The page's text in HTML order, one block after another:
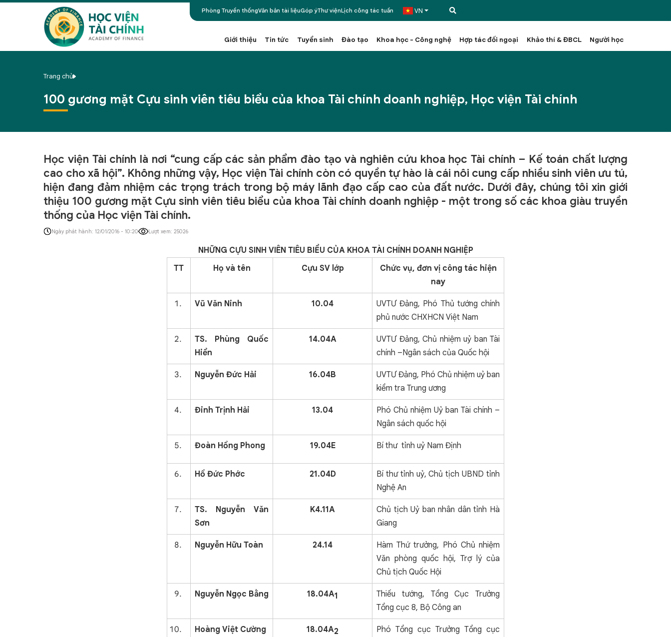
Phòng Truyền thốngVăn bản tài liệuGóp ýThư việnLịch công tác tuần VN
Giới thiệu Tin tức Tuyển sinh Đào tạo Khoa học - Công nghệ Hợp tác đối ngoại Khảo thí & ĐBCL Người học
Trang chủ
100 gương mặt Cựu sinh viên tiêu biểu của khoa Tài chính doanh nghiệp, Học viện Tài chính
Học viện Tài chính là nơi “cung cấp các sản phẩm đào tạo và nghiên cứu khoa học Tài chính – Kế toán chất lượng
cao cho xã hội”. Không những vậy, Học viện Tài chính còn có quyền tự hào là cái nôi cung cấp nhiều sinh viên ưu tú,
hiện đang đảm nhiệm các trọng trách trong bộ máy lãnh đạo cấp cao của đất nước. Dưới đây, chúng tôi xin giới
thiệu 100 gương mặt Cựu sinh viên tiêu biểu của khoa Tài chính doanh nghiệp - một trong số các khoa giàu truyền
thống của Học viện Tài chính.
Ngày phát hành: 12/01/2016 - 10:20 Lượt xem: 25026
NHỮNG CỰU SINH VIÊN TIÊU BIỂU CỦA KHOA TÀI CHÍNH DOANH NGHIỆP
TT
Họ và tên Cựu SV lớp
Chức vụ, đơn vị công tác hiện
nay
Vũ Văn Ninh 10.04
UVTƯ Đảng, Phó Thủ tướng chính
phủ nước CHXHCN Việt Nam
TS. Phùng Quốc
Hiển
14.04A
UVTƯ Đảng, Chủ nhiệm uỷ ban Tài
chính –Ngân sách của Quốc hội
Nguyễn Đức Hải 16.04B
UVTƯ Đảng, Phó Chủ nhiệm uỷ ban
kiểm tra Trung ương
Đinh Trịnh Hải 13.04
Phó Chủ nhiệm Uỷ ban Tài chính –
Ngân sách quốc hội
Đoàn Hồng Phong 19.04E Bí thư tỉnh uỷ Nam Định
Hồ Đức Phớc 21.04D
Bí thư tỉnh uỷ, Chủ tịch UBND tỉnh
Nghệ An
TS. Nguyễn Văn
Sơn
K4.11A
Chủ tịch Uỷ ban nhân dân tỉnh Hà
Giang
Nguyễn Hữu Toàn 24.14
Hàm Thứ trưởng, Phó Chủ nhiệm
Văn phòng quốc hội, Trợ lý của
Chủ tịch Quốc Hội
Nguyễn Ngọc Bằng 18.04A1
Thiếu tướng, Tổng Cục Trưởng
Tổng cục 8, Bộ Công an
Hoàng Việt Cường 18.04A2
Phó Tổng cục Trưởng Tổng cục